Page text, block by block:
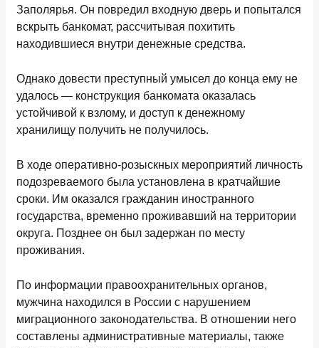
Заполярья. Он повредил входную дверь и попытался
вскрыть банкомат, рассчитывая похитить
находившиеся внутри денежные средства.
Однако довести преступный умысел до конца ему не
удалось — конструкция банкомата оказалась
устойчивой к взлому, и доступ к денежному
хранилищу получить не получилось.
В ходе оперативно-розыскных мероприятий личность
подозреваемого была установлена в кратчайшие
сроки. Им оказался гражданин иностранного
государства, временно проживавший на территории
округа. Позднее он был задержан по месту
проживания.
По информации правоохранительных органов,
мужчина находился в России с нарушением
миграционного законодательства. В отношении него
составлены административные материалы, также